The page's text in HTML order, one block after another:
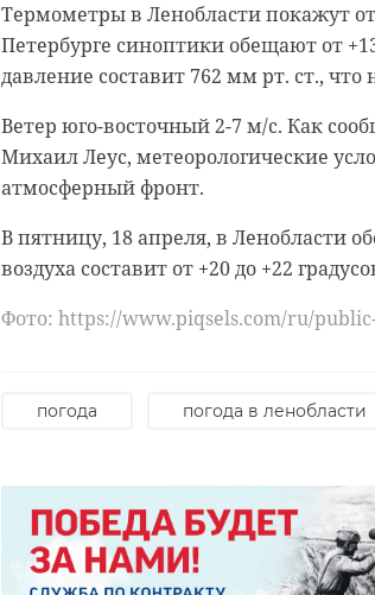
Термометры в Ленобласти покажут от
Петербурге синоптики обещают от
давление составит 762 мм рт. ст.,
Ветер юго-восточный 2-7 м/с. Как
Михаил Леус, метеорологические
атмосферный фронт.
В пятницу, 18 апреля, в Ленобласти
воздуха составит от +20 до +22
Фото: https://www.piqsels.com/ru/
погода погода в ленобласти
производительности труда.
коллегами опытом региона по
социальной сфере.
С апреля 2025 года 65 учреждений
соцзащиты начали обучение
записи в поликлиники, сократить
учителей.
Внедрение бережливых технологий
расходы. Об этом в среду, 16 апреля,
почувствуют ленинградцы.
- отметил
Подписывайтесь на нас в
Полиция провела профилактический
проживания представителей
более 20 локаций в Санкт-Петербурге
Поводом для рейдов стало
преступлений.